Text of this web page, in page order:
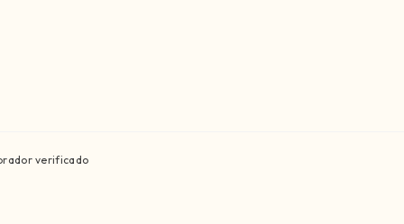
verificado